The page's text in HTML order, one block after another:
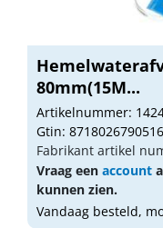
80mm(15M...
Artikelnummer:
Gtin: 8718026790516
Fabrikant artikel
Vraag een account
kunnen zien.
Vandaag besteld,